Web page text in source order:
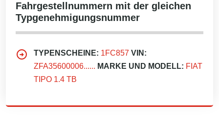
Fahrgestellnummern mit der gleichen
Typgenehmigungsnummer
TYPENSCHEINE: 1FC857 VIN:
ZFA35600006...... MARKE UND MODELL: FIAT
TIPO 1.4 TB